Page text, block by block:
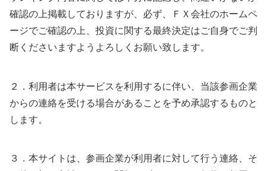
確認の上掲載しておりますが、必ず、ＦＸ会社のホームペ
ージでご確認の上、投資に関する最終決定はご自身でご判
断くださいますようよろしくお願い致します。
２．利用者は本サービスを利用するに伴い、当該参画企業
からの連絡を受ける場合があることを予め承認するものと
します。
３．本サイトは、参画企業が利用者に対して行う連絡、そ